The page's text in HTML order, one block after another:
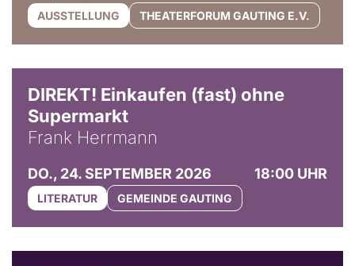
AUSSTELLUNG THEATERFORUM GAUTING E.V.
DIREKT! Einkaufen (fast) ohne
Supermarkt
Frank Herrmann
DO., 24. SEPTEMBER 2026 18:00 UHR
LITERATUR GEMEINDE GAUTING